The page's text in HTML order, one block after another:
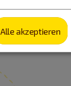
Alle akzeptieren